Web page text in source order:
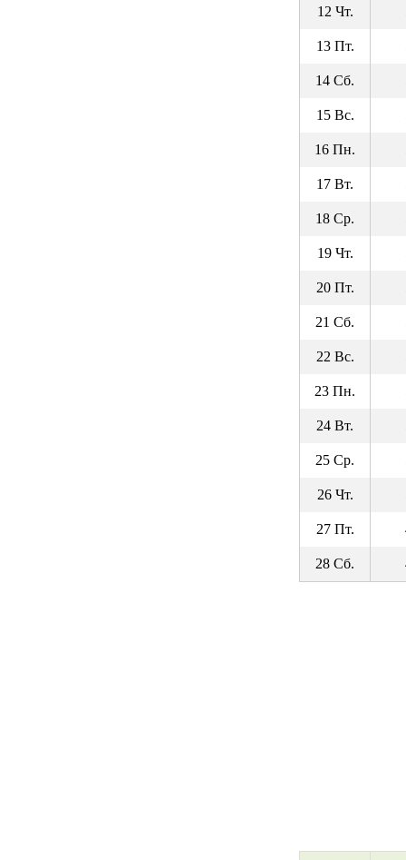
12 Чт.
13 Пт.
14 Сб.
15 Вс.
16 Пн.
17 Вт.
18 Ср.
19 Чт.
20 Пт.
21 Сб.
22 Вс.
23 Пн.
24 Вт.
25 Ср.
26 Чт.
27 Пт.
28 Сб.